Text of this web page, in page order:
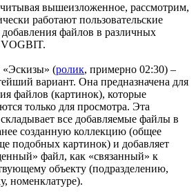
вышеизложенное, рассмотрим,
работают пользовательские
файлов в различных
(ролик, примерно 02:30) –
вариант. Она предназначена для
файлов (картинок), которые
только для просмотра. Эта
все добавляемые файлы в
созданную коллекцию (общее
подобных картинок) и добавляет
файл, как «связанный» к
объекту (подразделению,
номенклатуре).